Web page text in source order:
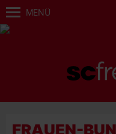
MENÜ
FRAUEN-